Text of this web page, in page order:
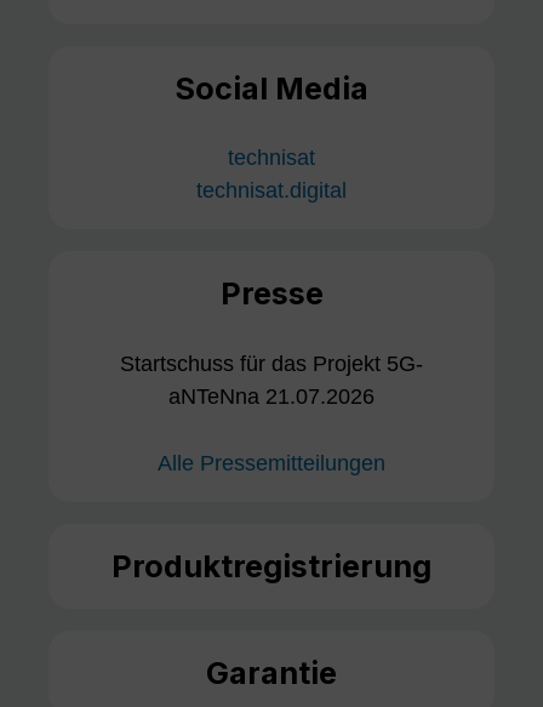
Social Media
technisat
technisat.digital
Presse
Startschuss für das Projekt 5G-
aNTeNna 21.07.2026
Alle Pressemitteilungen
Produktregistrierung
Garantie